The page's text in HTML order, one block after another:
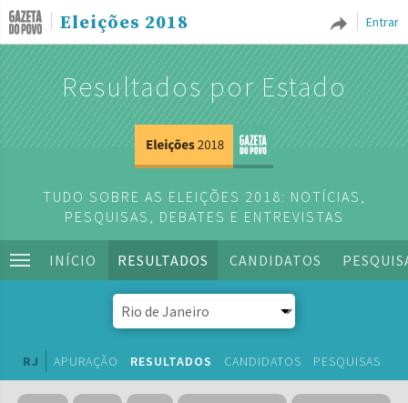
Entrar
Eleições 2018
Resultados por Estado
TUDO SOBRE AS ELEIÇÕES 2018: NOTÍCIAS,
PESQUISAS, DEBATES E ENTREVISTAS
INÍCIO RESULTADOS CANDIDATOS
RJ APURAÇÃO RESULTADOS CANDIDATOS PESQUISAS